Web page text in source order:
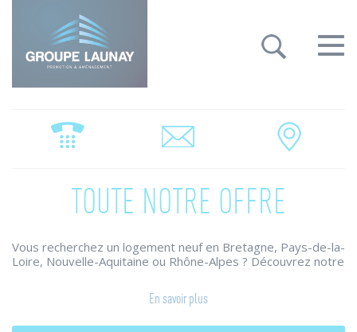
Toggle
TOUTE NOTRE OFFRE
Vous recherchez un logement neuf en Bretagne, Pays-de-la-
Loire, Nouvelle-Aquitaine ou Rhône-Alpes ? Découvrez notre
Le Groupe Launay conjugue ses savoir-faire pour construire
des maisons individuelles et appartements neufs qui
En savoir plus